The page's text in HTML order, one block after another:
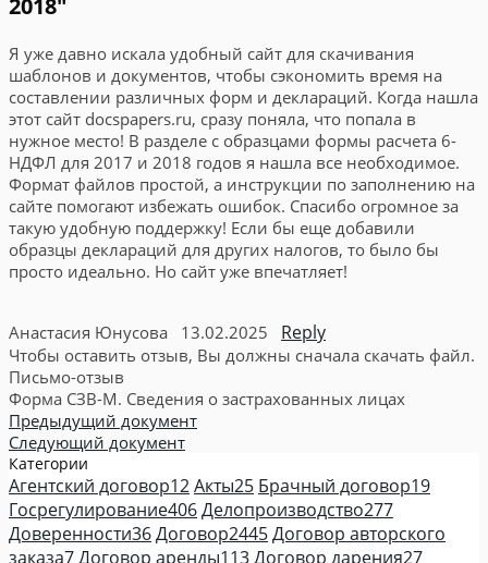
Я уже давно искала удобный сайт для скачивания
шаблонов и документов, чтобы сэкономить время на
составлении различных форм и деклараций. Когда нашла
этот сайт docspapers.ru, сразу поняла, что попала в
нужное место! В разделе с образцами формы расчета 6-
НДФЛ для 2017 и 2018 годов я нашла все необходимое.
Формат файлов простой, а инструкции по заполнению на
сайте помогают избежать ошибок. Спасибо огромное за
такую удобную поддержку! Если бы еще добавили
образцы деклараций для других налогов, то было бы
просто идеально. Но сайт уже впечатляет!
Анастасия Юнусова 13.02.2025 Reply
Чтобы оставить отзыв, Вы должны сначала скачать файл.
Письмо-отзыв
Форма СЗВ-М. Сведения о застрахованных лицах
Предыдущий документ
Следующий документ
Категории
Агентский договор12Акты25 Брачный договор19
Госрегулирование406Делопроизводство277
Доверенности36Договор2445Договор авторского
заказа7Договор аренды113Договор дарения27